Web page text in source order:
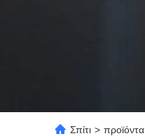
Σπίτι > προϊόντα